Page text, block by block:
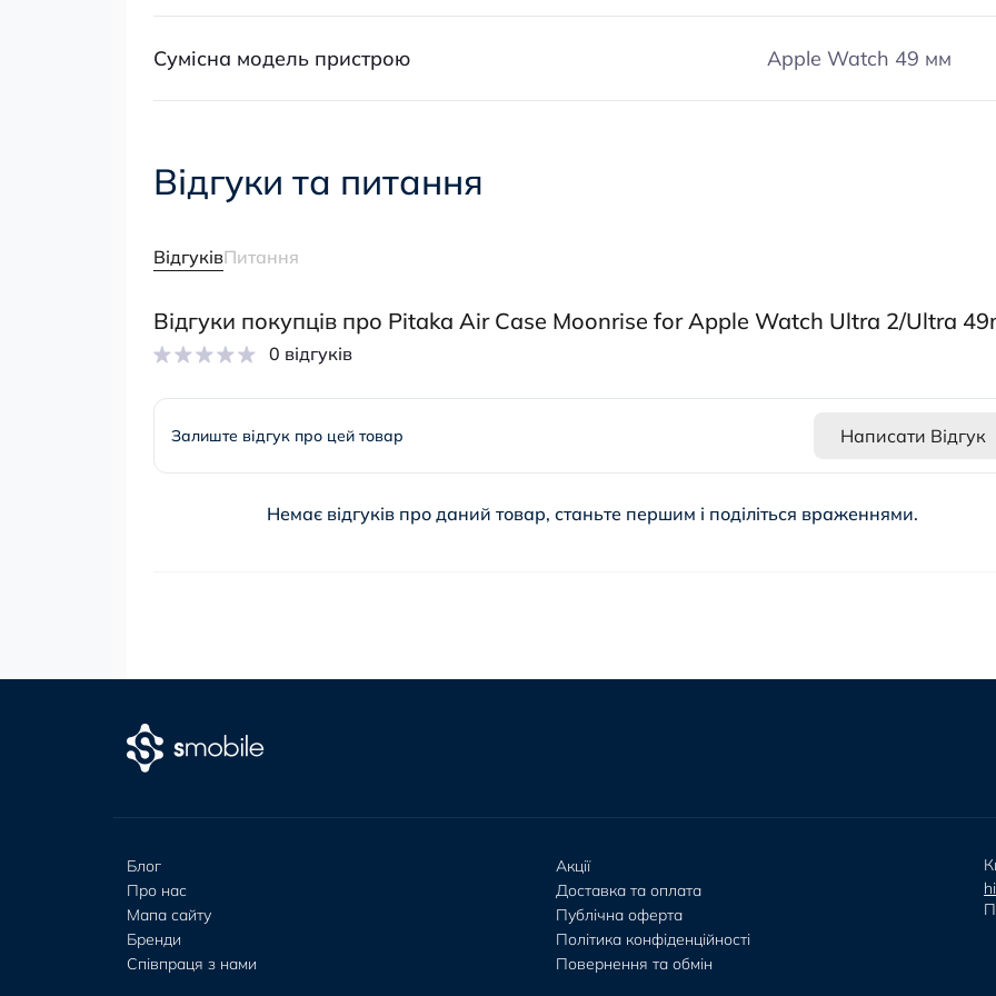
Сумісна модель пристрою Apple Watch 49 мм
Відгуки та питання
ВідгуківПитання
Відгуки покупців про Pitaka Air Case Moonrise for Apple Watch Ultra 2/Ultra
0 відгуків
Залиште відгук про цей товар Написати Відгук
Немає відгуків про даний товар, станьте першим і поділіться враженнями.
Блог
Про нас
Мапа сайту
Бренди
Співпраця з нами
Акції
Доставка та оплата
Публічна оферта
Політика конфіденційності
Повернення та обмін